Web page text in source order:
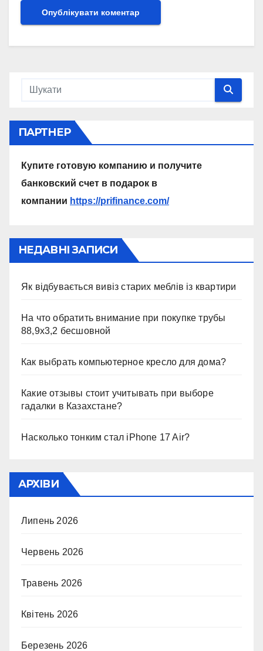
ПАРТНЕР
Купите готовую компанию и получите
банковский счет в подарок в
компании https://prifinance.com/
НЕДАВНІ ЗАПИСИ
Як відбувається вивіз старих меблів із квартири
На что обратить внимание при покупке трубы
88,9х3,2 бесшовной
Как выбрать компьютерное кресло для дома?
Какие отзывы стоит учитывать при выборе
гадалки в Казахстане?
Насколько тонким стал iPhone 17 Air?
АРХІВИ
Липень 2026
Червень 2026
Травень 2026
Квітень 2026
Березень 2026